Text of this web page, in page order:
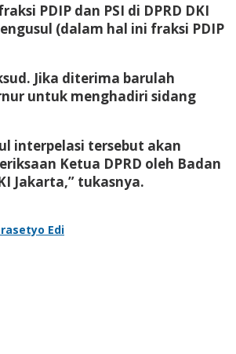
PDIP dan PSI di DPRD DKI
(dalam hal ini fraksi PDIP
Jika diterima barulah
untuk menghadiri sidang
interpelasi tersebut akan
Ketua DPRD oleh Badan
Jakarta,” tukasnya.
Edi